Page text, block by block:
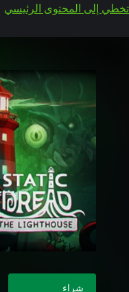
تخطي إلى المحتوى الرئيسي
شراء